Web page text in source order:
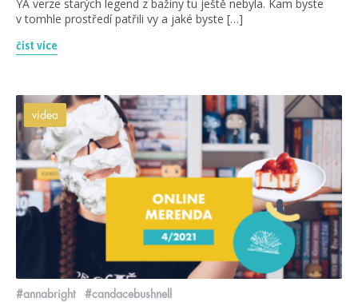
YA verze starých legend z bažiny tu ještě nebyla. Kam byste
v tomhle prostředí patřili vy a jaké byste […]
číst více
videa
#annabright #candacebushnell